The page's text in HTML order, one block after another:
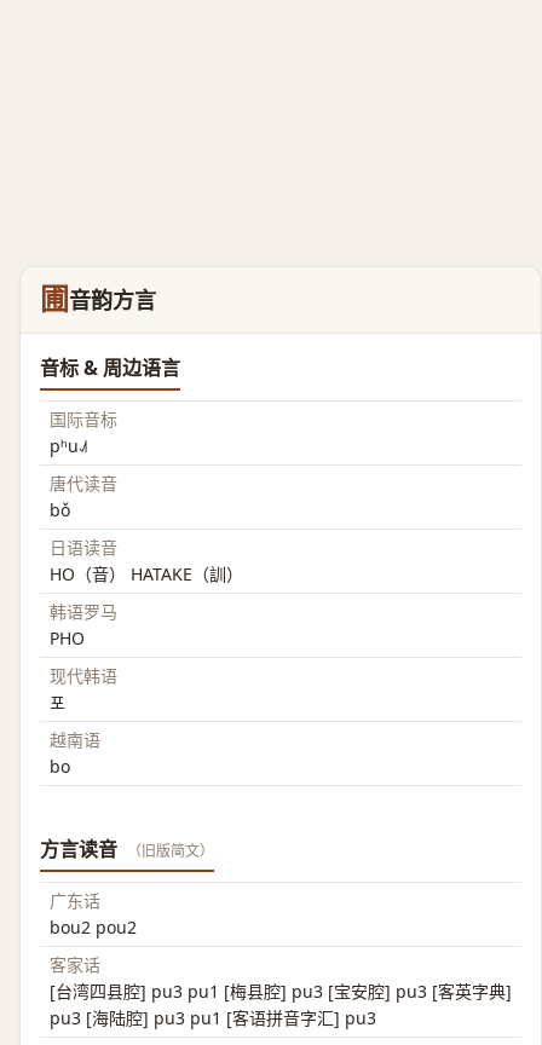
圃 音韵方言
音标 & 周边语言
国际音标
pʰu˨˩˦
唐代读音
bǒ
日语读音
HO（音） HATAKE（訓）
韩语罗马
PHO
现代韩语
포
越南语
bo
方言读音 （旧版简文）
广东话
bou2 pou2
客家话
[台湾四县腔] pu3 pu1 [梅县腔] pu3 [宝安腔] pu3 [客英字典]
pu3 [海陆腔] pu3 pu1 [客语拼音字汇] pu3